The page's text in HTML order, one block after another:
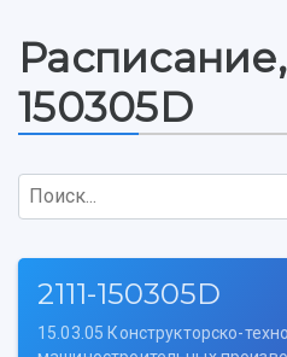
Расписание,
150305D
Поиск...
2111-150305D
15.03.05 Конструкторско-